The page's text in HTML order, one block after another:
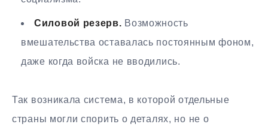
Силовой резерв. Возможность
вмешательства оставалась постоянным фоном,
даже когда войска не вводились.
Так возникала система, в которой отдельные
страны могли спорить о деталях, но не о